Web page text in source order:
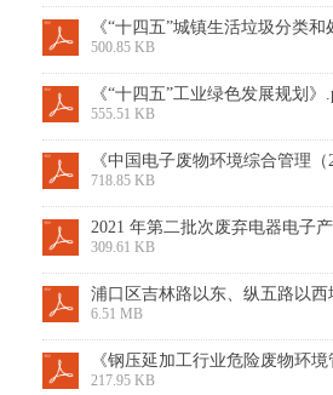
《“十四五”城镇生活垃圾分类
500.85 KB
《“十四五”工业绿色发展规划》
555.51 KB
《中国电子废物环境综合管理（
718.85 KB
2021 年第二批次废弃电器电子
309.61 KB
浦口区吉林路以东、纵五路以
6.51 MB
《钢压延加工行业危险废物环
217.95 KB